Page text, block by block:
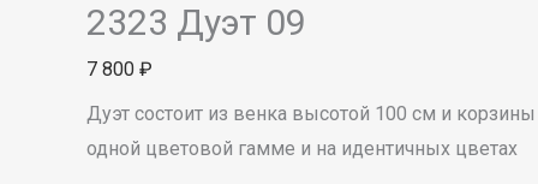
2323 Дуэт 09
7 800 ₽
Дуэт состоит из венка высотой 100 см и
одной цветовой гамме и на идентичных цветах